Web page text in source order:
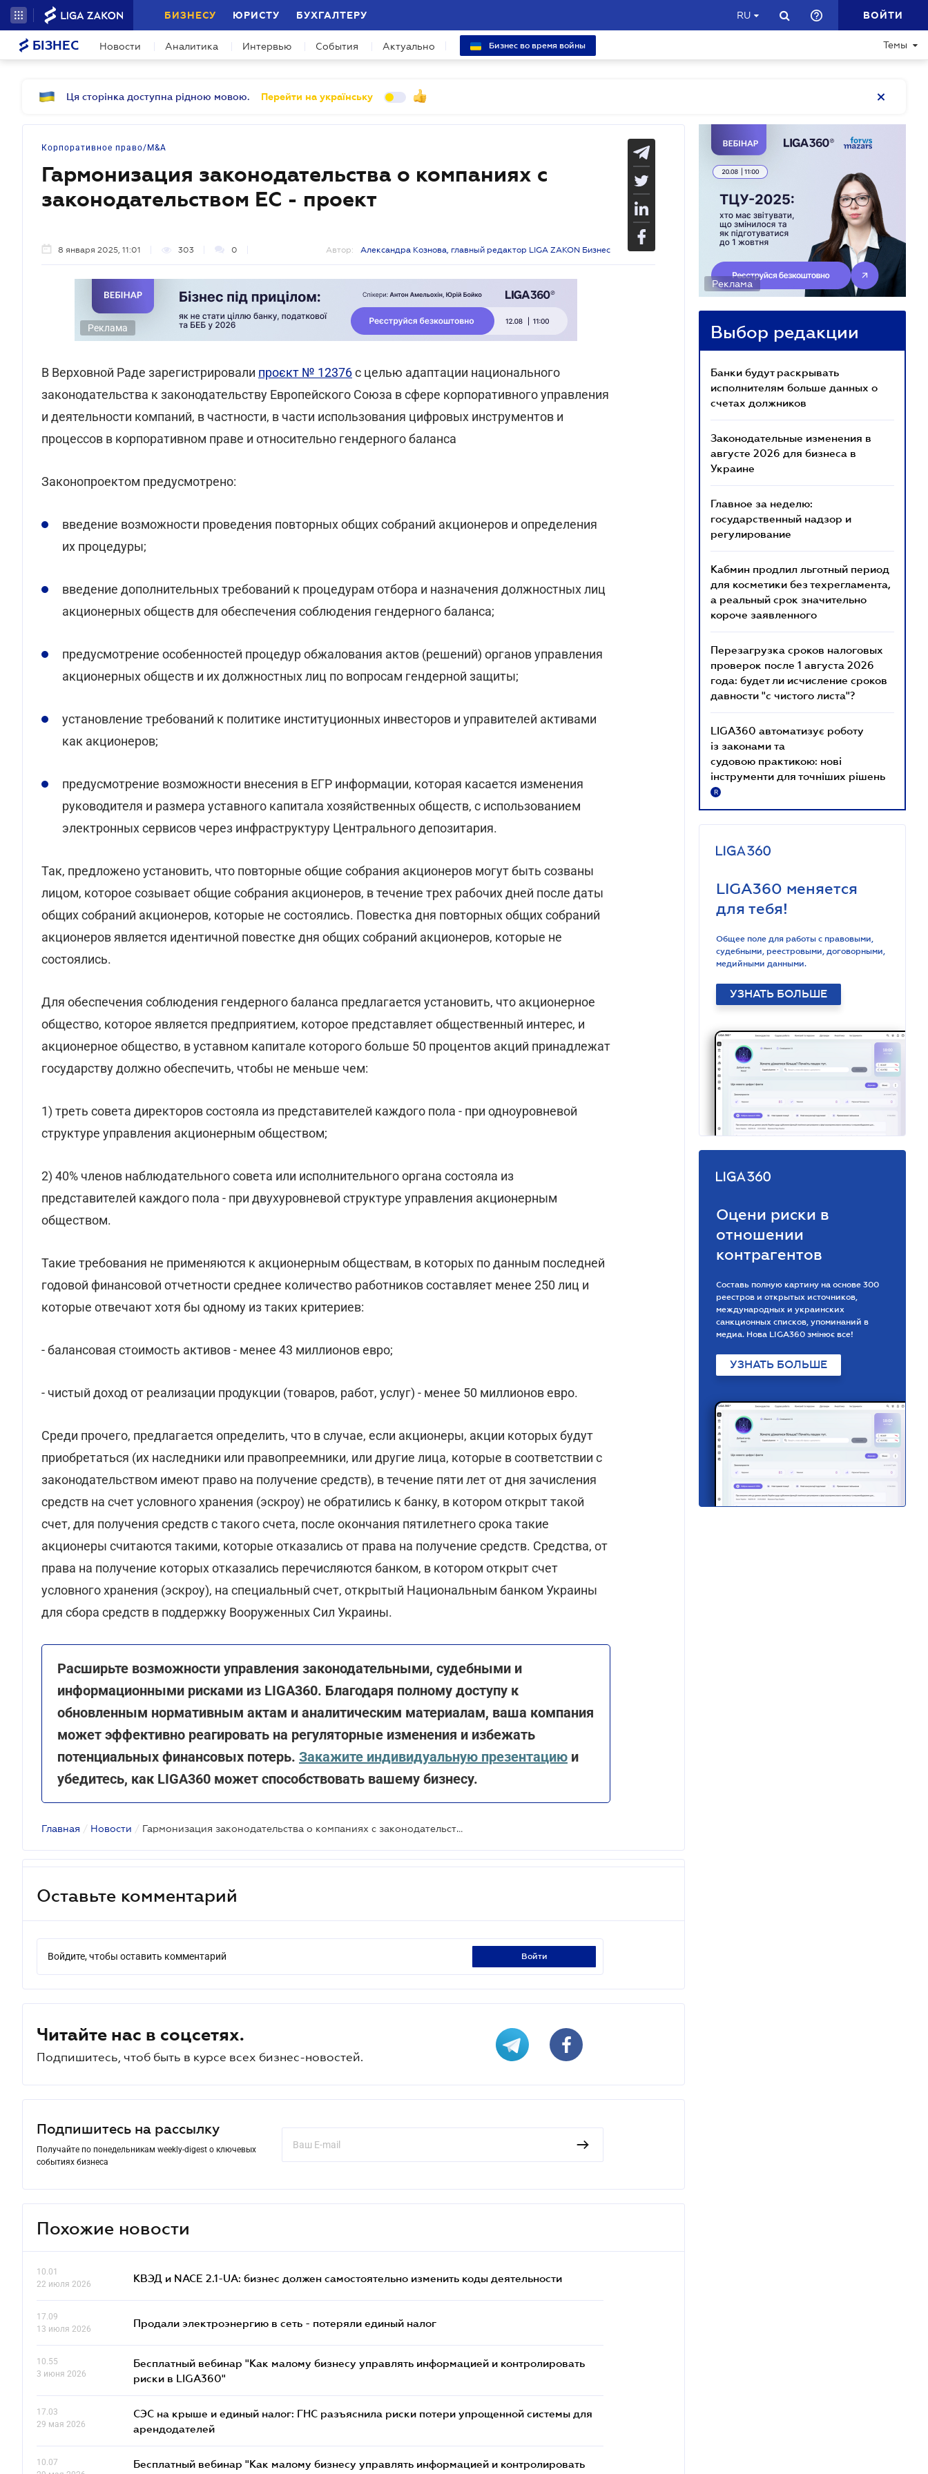
БИЗНЕСУ ЮРИСТУ БУХГАЛТЕРУ RU ВОЙТИ
БІЗНЕС Новости Аналитика Интервью События Актуально Бизнес во время войны Темы
Ця сторінка доступна рідною мовою. Перейти на українську
Корпоративное право/M&A
Гармонизация законодательства о компаниях с
законодательством ЕС - проект
8 января 2025, 11:01 303 0 Автор: Александра Кознова, главный редактор LIGA ZAKON Бизнес
Реклама
В Верховной Раде зарегистрировали проєкт № 12376с целью адаптации национального
законодательства к законодательству Европейского Союза в сфере корпоративного управления
и деятельности компаний, в частности, в части использования цифровых инструментов и
процессов в корпоративном праве и относительно гендерного баланса
Законопроектом предусмотрено:
введение возможности проведения повторных общих собраний акционеров и определения
их процедуры;
введение дополнительных требований к процедурам отбора и назначения должностных лиц
акционерных обществ для обеспечения соблюдения гендерного баланса;
предусмотрение особенностей процедур обжалования актов (решений) органов управления
акционерных обществ и их должностных лиц по вопросам гендерной защиты;
установление требований к политике институционных инвесторов и управителей активами
как акционеров;
предусмотрение возможности внесения в ЕГР информации, которая касается изменения
руководителя и размера уставного капитала хозяйственных обществ, с использованием
электронных сервисов через инфраструктуру Центрального депозитария.
Так, предложено установить, что повторные общие собрания акционеров могут быть созваны
лицом, которое созывает общие собрания акционеров, в течение трех рабочих дней после даты
общих собраний акционеров, которые не состоялись. Повестка дня повторных общих собраний
акционеров является идентичной повестке дня общих собраний акционеров, которые не
состоялись.
Для обеспечения соблюдения гендерного баланса предлагается установить, что акционерное
общество, которое является предприятием, которое представляет общественный интерес, и
акционерное общество, в уставном капитале которого больше 50 процентов акций принадлежат
государству должно обеспечить, чтобы не меньше чем:
1) треть совета директоров состояла из представителей каждого пола - при одноуровневой
структуре управления акционерным обществом;
2) 40% членов наблюдательного совета или исполнительного органа состояла из
представителей каждого пола - при двухуровневой структуре управления акционерным
обществом.
Такие требования не применяются к акционерным обществам, в которых по данным последней
годовой финансовой отчетности среднее количество работников составляет менее 250 лиц и
которые отвечают хотя бы одному из таких критериев:
- балансовая стоимость активов - менее 43 миллионов евро;
- чистый доход от реализации продукции (товаров, работ, услуг) - менее 50 миллионов евро.
Среди прочего, предлагается определить, что в случае, если акционеры, акции которых будут
приобретаться (их наследники или правопреемники, или другие лица, которые в соответствии с
законодательством имеют право на получение средств), в течение пяти лет от дня зачисления
средств на счет условного хранения (эскроу) не обратились к банку, в котором открыт такой
счет, для получения средств с такого счета, после окончания пятилетнего срока такие
акционеры считаются такими, которые отказались от права на получение средств. Средства, от
права на получение которых отказались перечисляются банком, в котором открыт счет
условного хранения (эскроу), на специальный счет, открытый Национальным банком Украины
для сбора средств в поддержку Вооруженных Сил Украины.
Расширьте возможности управления законодательными, судебными и
информационными рисками из LIGA360. Благодаря полному доступу к
обновленным нормативным актам и аналитическим материалам, ваша компания
может эффективно реагировать на регуляторные изменения и избежать
потенциальных финансовых потерь. Закажите индивидуальную презентацию и
убедитесь, как LIGA360 может способствовать вашему бизнесу.
Главная / Новости / Гармонизация законодательства о компаниях с законодательством ЕС - проект
Оставьте комментарий
Войдите, чтобы оставить комментарий войти
Читайте нас в соцсетях.
Подпишитесь, чтоб быть в курсе всех бизнес-новостей.
Подпишитесь на рассылку
Получайте по понедельникам weekly-digest о ключевых
событиях бизнеса
Похожие новости
10.01
22 июля 2026
КВЭД и NACE 2.1-UA: бизнес должен самостоятельно изменить коды деятельности
17.09
13 июля 2026
Продали электроэнергию в сеть - потеряли единый налог
10.55
3 июня 2026
Бесплатный вебинар "Как малому бизнесу управлять информацией и контролировать
риски в LIGA360"
17.03
29 мая 2026
СЭС на крыше и единый налог: ГНС разъяснила риски потери упрощенной системы для
арендодателей
10.07
Бесплатный вебинар "Как малому бизнесу управлять информацией и контролировать
Реклама
Выбор редакции
Банки будут раскрывать
исполнителям больше данных о
счетах должников
Законодательные изменения в
августе 2026 для бизнеса в
Украине
Главное за неделю:
государственный надзор и
регулирование
Кабмин продлил льготный период
для косметики без техрегламента,
а реальный срок значительно
короче заявленного
Перезагрузка сроков налоговых
проверок после 1 августа 2026
года: будет ли исчисление сроков
давности "с чистого листа"?
LIGA360 автоматизує роботу
із законами та
судовою практикою: нові
інструменти для точніших рішень
R
LIGA360 меняется
для тебя!
Общее поле для работы с правовыми,
судебными, реестровыми, договорными,
медийными данными.
УЗНАТЬ БОЛЬШЕ
Оцени риски в
отношении
контрагентов
Составь полную картину на основе 300
реестров и открытых источников,
международных и украинских
санкционных списков, упоминаний в
медиа. Нова LIGA360 змінює все!
УЗНАТЬ БОЛЬШЕ